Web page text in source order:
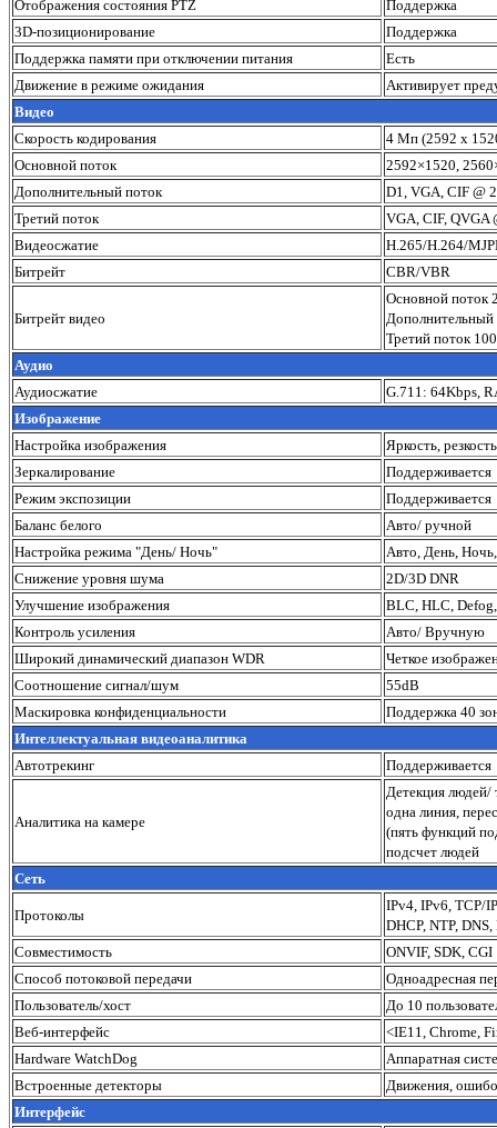
Отображения состояния PTZ
Поддержка
3D-позиционирование
Поддержка
Поддержка памяти при отключении питания
Есть
Движение в режиме ожидания
Активирует
Видео
Скорость кодирования
4 Мп (2592 x
Основной поток
2592×1520,
Дополнительный поток
D1, VGA, CIF @
Третий поток
VGA, CIF, QVGA
Видеосжатие
H.265/H.264/
Битрейт
CBR/VBR
Битрейт видео
Основной поток
Третий поток
Аудио
Аудиосжатие
G.711: 64Kbps,
Изображение
Настройка изображения
Яркость,
Зеркалирование
Поддерживается
Режим экспозиции
Поддерживается
Баланс белого
Авто/ ручной
Настройка режима "День/ Ночь"
Авто, День,
Снижение уровня шума
2D/3D DNR
Улучшение изображения
BLC, HLC,
Контроль усиления
Авто/ Вручную
Широкий динамический диапазон WDR
Четкое
Соотношение сигнал/шум
55dB
Маскировка конфиденциальности
Поддержка 40
Интеллектуальная видеоаналитика
Автотрекинг
Поддерживается
Аналитика на камере
Детекция людей/
одна линия,
(пять функций
подсчет людей
Сеть
Протоколы
IPv4, IPv6, TCP/
DHCP, NTP,
Совместимость
ONVIF, SDK, CGI
Способ потоковой передачи
Одноадресная
Пользователь/хост
До 10
Веб-интерфейс
<IE11, Chrome,
Hardware WatchDog
Аппаратная
Встроенные детекторы
Движения,
Интерфейс